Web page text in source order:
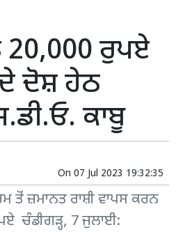
20,000 ਰੁਪਏ
ਦੋਸ਼ ਹੇਠ
ਕਾਬੂ
On 07 Jul 2023 19:32:35
ਤੋਂ ਜ਼ਮਾਨਤ ਰਾਸ਼ੀ ਵਾਪਸ ਕਰਨ
ਚੰਡੀਗੜ੍ਹ, 7 ਜੁਲਾਈ: